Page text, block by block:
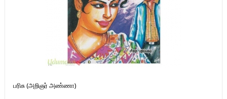
பரிசு (அறிஞர் அண்ணா)